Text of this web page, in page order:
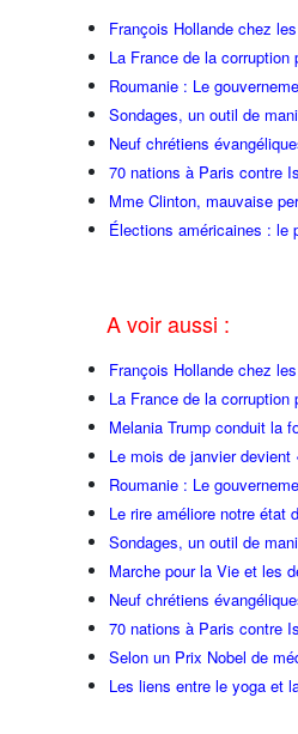
François Hollande chez
La France de la
Roumanie : Le
Sondages, un outil de
Neuf chrétiens
70 nations à Paris contre
Mme Clinton, mauvaise
Élections américaines : le
A voir aussi :
François Hollande chez
La France de la
Melania Trump conduit la
Le mois de janvier
Roumanie : Le
Le rire améliore notre état
Sondages, un outil de
Marche pour la Vie et les
Neuf chrétiens
70 nations à Paris contre
Selon un Prix Nobel de
Les liens entre le yoga et